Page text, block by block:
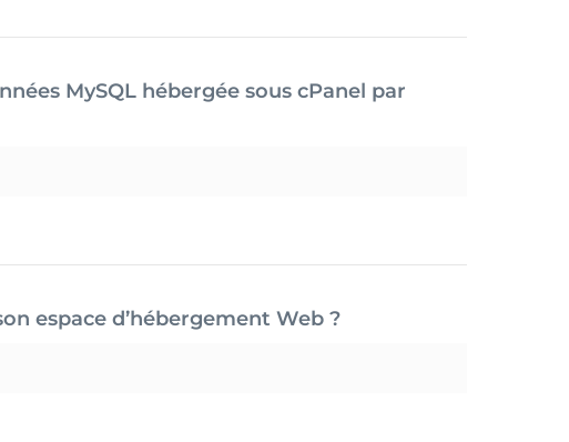
MySQL hébergée sous cPanel par
espace d’hébergement Web ?